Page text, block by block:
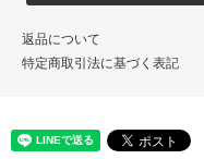
返品について
特定商取引法に基づく表記